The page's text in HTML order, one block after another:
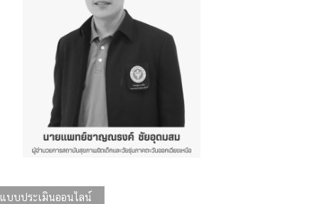
แบบประเมินออนไลน์